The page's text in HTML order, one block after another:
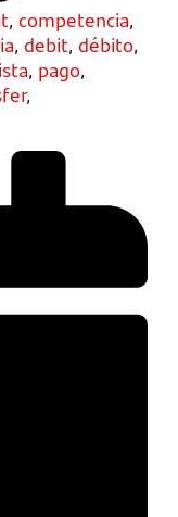
, competencia,
, debit, débito,
, pago,
,